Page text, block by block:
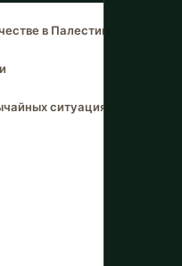
в Палестине
ситуациях